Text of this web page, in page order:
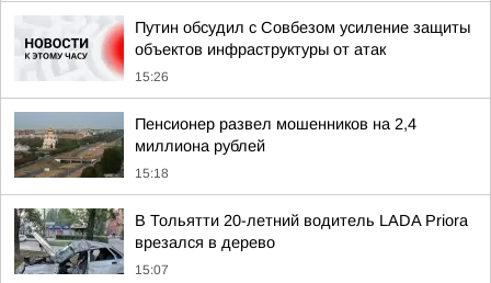
Путин обсудил с Совбезом усиление защиты
объектов инфраструктуры от атак
15:26
Пенсионер развел мошенников на 2,4
миллиона рублей
15:18
В Тольятти 20-летний водитель LADA Priora
врезался в дерево
15:07